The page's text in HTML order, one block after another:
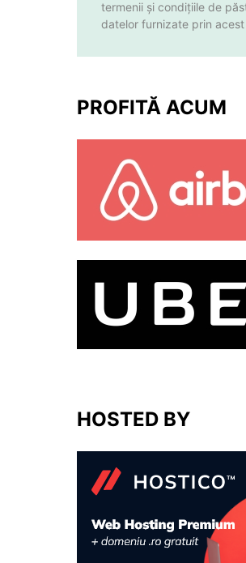
termenii și condițiile de
datelor furnizate prin acest
PROFITĂ ACUM
HOSTED BY